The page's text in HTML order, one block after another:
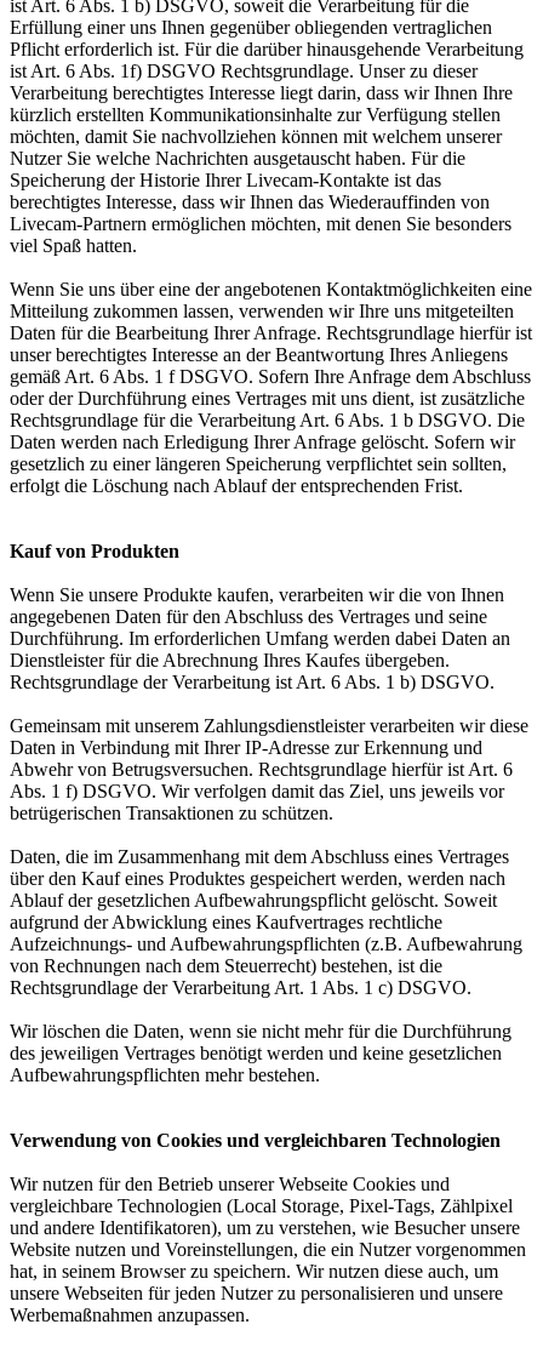
ist Art. 6 Abs. 1 b) DSGVO, soweit die Verarbeitung für die
Erfüllung einer uns Ihnen gegenüber obliegenden vertraglichen
Pflicht erforderlich ist. Für die darüber hinausgehende Verarbeitung
ist Art. 6 Abs. 1f) DSGVO Rechtsgrundlage. Unser zu dieser
Verarbeitung berechtigtes Interesse liegt darin, dass wir Ihnen Ihre
kürzlich erstellten Kommunikationsinhalte zur Verfügung stellen
möchten, damit Sie nachvollziehen können mit welchem unserer
Nutzer Sie welche Nachrichten ausgetauscht haben. Für die
Speicherung der Historie Ihrer Livecam-Kontakte ist das
berechtigtes Interesse, dass wir Ihnen das Wiederauffinden von
Livecam-Partnern ermöglichen möchten, mit denen Sie besonders
viel Spaß hatten.
Wenn Sie uns über eine der angebotenen Kontaktmöglichkeiten eine
Mitteilung zukommen lassen, verwenden wir Ihre uns mitgeteilten
Daten für die Bearbeitung Ihrer Anfrage. Rechtsgrundlage hierfür ist
unser berechtigtes Interesse an der Beantwortung Ihres Anliegens
gemäß Art. 6 Abs. 1 f DSGVO. Sofern Ihre Anfrage dem Abschluss
oder der Durchführung eines Vertrages mit uns dient, ist zusätzliche
Rechtsgrundlage für die Verarbeitung Art. 6 Abs. 1 b DSGVO. Die
Daten werden nach Erledigung Ihrer Anfrage gelöscht. Sofern wir
gesetzlich zu einer längeren Speicherung verpflichtet sein sollten,
erfolgt die Löschung nach Ablauf der entsprechenden Frist.
Kauf von Produkten
Wenn Sie unsere Produkte kaufen, verarbeiten wir die von Ihnen
angegebenen Daten für den Abschluss des Vertrages und seine
Durchführung. Im erforderlichen Umfang werden dabei Daten an
Dienstleister für die Abrechnung Ihres Kaufes übergeben.
Rechtsgrundlage der Verarbeitung ist Art. 6 Abs. 1 b) DSGVO.
Gemeinsam mit unserem Zahlungsdienstleister verarbeiten wir diese
Daten in Verbindung mit Ihrer IP-Adresse zur Erkennung und
Abwehr von Betrugsversuchen. Rechtsgrundlage hierfür ist Art. 6
Abs. 1 f) DSGVO. Wir verfolgen damit das Ziel, uns jeweils vor
betrügerischen Transaktionen zu schützen.
Daten, die im Zusammenhang mit dem Abschluss eines Vertrages
über den Kauf eines Produktes gespeichert werden, werden nach
Ablauf der gesetzlichen Aufbewahrungspflicht gelöscht. Soweit
aufgrund der Abwicklung eines Kaufvertrages rechtliche
Aufzeichnungs- und Aufbewahrungspflichten (z.B. Aufbewahrung
von Rechnungen nach dem Steuerrecht) bestehen, ist die
Rechtsgrundlage der Verarbeitung Art. 1 Abs. 1 c) DSGVO.
Wir löschen die Daten, wenn sie nicht mehr für die Durchführung
des jeweiligen Vertrages benötigt werden und keine gesetzlichen
Aufbewahrungspflichten mehr bestehen.
Verwendung von Cookies und vergleichbaren Technologien
Wir nutzen für den Betrieb unserer Webseite Cookies und
vergleichbare Technologien (Local Storage, Pixel-Tags, Zählpixel
und andere Identifikatoren), um zu verstehen, wie Besucher unsere
Website nutzen und Voreinstellungen, die ein Nutzer vorgenommen
hat, in seinem Browser zu speichern. Wir nutzen diese auch, um
unsere Webseiten für jeden Nutzer zu personalisieren und unsere
Werbemaßnahmen anzupassen.